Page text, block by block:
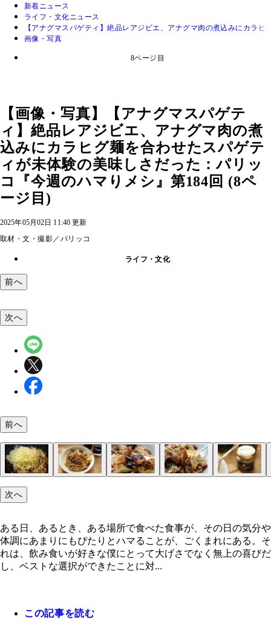
新着ニュース
ライフ・文化ニュース
【アナグマスパゲティ】絶品レアジビエ、アナグマ肉の煮込みにカラ
画像・写真
8ページ目
【画像・写真】【アナグマスパゲテ
ィ】絶品レアジビエ、アナグマ肉の煮
込みにカラヒグ麺を合わせたスパゲテ
ィが未体験の美味しさだった：パリッ
コ『今週のハマりメシ』第184回 (8ペ
ージ目)
2025年05月02日 11:40 更新
取材・文・撮影／パリッコ
ライフ・文化
前へ
次へ
前へ
次へ
ある日、あるとき、ある場所で食べた食事が、その日の気分や
体調にあまりにもぴたりとハマることが、ごくまれにある。そ
れは、飲み食いが好きな僕にとって大げさでなく無上の喜びだ
し、ベストな選択ができたことに対...
この記事を読む